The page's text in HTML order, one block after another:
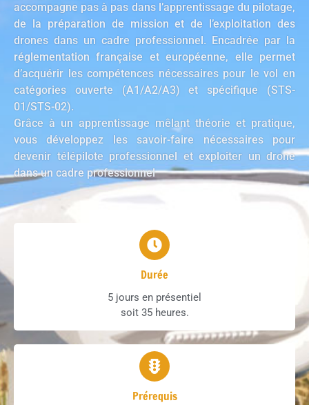
accompagne pas à pas dans l’apprentissage du pilotage,
de la préparation de mission et de l’exploitation des
drones dans un cadre professionnel. Encadrée par la
réglementation française et européenne, elle permet
d’acquérir les compétences nécessaires pour le vol en
catégories ouverte (A1/A2/A3) et spécifique (STS-
01/STS-02).
Grâce à un apprentissage mêlant théorie et pratique,
vous développez les savoir-faire nécessaires pour
devenir télépilote professionnel et exploiter un drone
dans un cadre professionnel
Durée
5 jours en présentiel
soit 35 heures.
Prérequis